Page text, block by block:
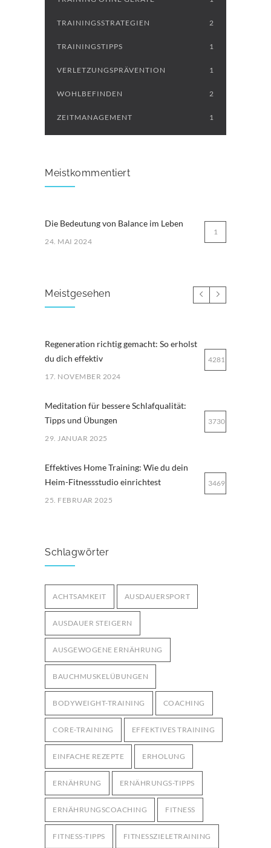
TRAININGSSTRATEGIEN 2
TRAININGSTIPPS 1
VERLETZUNGSPRÄVENTION 1
WOHLBEFINDEN 2
ZEITMANAGEMENT 1
Meistkommentiert
Die Bedeutung von Balance im Leben
24. MAI 2024
1
Meistgesehen
Regeneration richtig gemacht: So erholst
du dich effektiv
17. NOVEMBER 2024
4281
Meditation für bessere Schlafqualität:
Tipps und Übungen
29. JANUAR 2025
3730
Effektives Home Training: Wie du dein
Heim-Fitnessstudio einrichtest
25. FEBRUAR 2025
3469
Training ohne Geräte
12. OKTOBER 2024
Schlagwörter
ACHTSAMKEIT AUSDAUERSPORT
AUSDAUER STEIGERN
AUSGEWOGENE ERNÄHRUNG
BAUCHMUSKELÜBUNGEN
BODYWEIGHT-TRAINING COACHING
CORE-TRAINING EFFEKTIVES TRAINING
EINFACHE REZEPTE ERHOLUNG
ERNÄHRUNG ERNÄHRUNGS-TIPPS
ERNÄHRUNGSCOACHING FITNESS
FITNESS-TIPPS FITNESSZIELETRAINING